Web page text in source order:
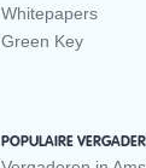
Whitepapers
Green Key
POPULAIRE